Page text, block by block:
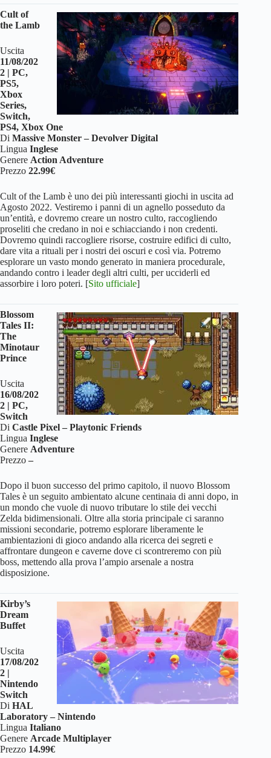
Cult of
the Lamb
Uscita
11/08/202
2 | PC,
PS5,
Xbox
Series,
Switch,
PS4, Xbox One
Di Massive Monster – Devolver Digital
Lingua Inglese
Genere Action Adventure
Prezzo 22.99€
Cult of the Lamb è uno dei più interessanti giochi in uscita ad
Agosto 2022. Vestiremo i panni di un agnello posseduto da
un’entità, e dovremo creare un nostro culto, raccogliendo
proseliti che credano in noi e schiacciando i non credenti.
Dovremo quindi raccogliere risorse, costruire edifici di culto,
dare vita a rituali per i nostri dei oscuri e così via. Potremo
esplorare un vasto mondo generato in maniera procedurale,
andando contro i leader degli altri culti, per ucciderli ed
assorbire i loro poteri. [Sito ufficiale]
Blossom
Tales II:
The
Minotaur
Prince
Uscita
16/08/202
2 | PC,
Switch
Di Castle Pixel – Playtonic Friends
Lingua Inglese
Genere Adventure
Prezzo–
Dopo il buon successo del primo capitolo, il nuovo Blossom
Tales è un seguito ambientato alcune centinaia di anni dopo, in
un mondo che vuole di nuovo tributare lo stile dei vecchi
Zelda bidimensionali. Oltre alla storia principale ci saranno
missioni secondarie, potremo esplorare liberamente le
ambientazioni di gioco andando alla ricerca dei segreti e
affrontare dungeon e caverne dove ci scontreremo con più
boss, mettendo alla prova l’ampio arsenale a nostra
disposizione.
Kirby’s
Dream
Buffet
Uscita
17/08/202
2 |
Nintendo
Switch
Di HAL
Laboratory – Nintendo
Lingua Italiano
Genere Arcade Multiplayer
Prezzo 14.99€